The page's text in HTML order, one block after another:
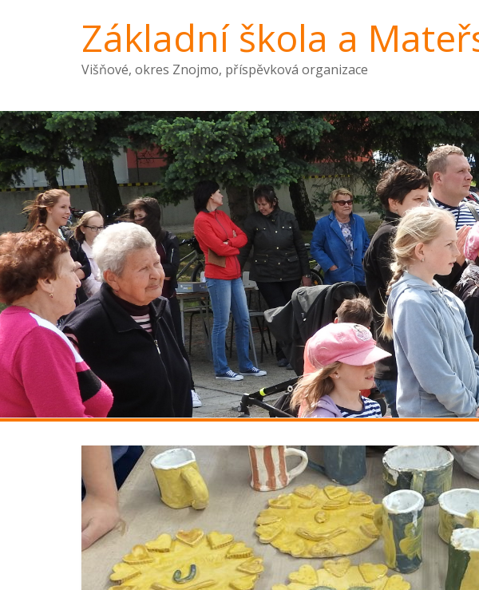
Základní škola a
Višňové, okres Znojmo, příspěvková organizace